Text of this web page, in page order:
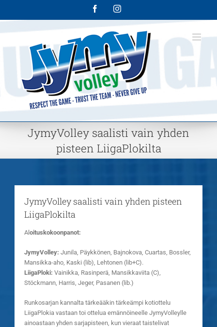
FacebookInstagram
JymyVolley saalisti vain yhden
pisteen LiigaPlokilta
JymyVolley saalisti vain yhden pisteen
LiigaPlokilta
Aloituskokoonpanot:
JymyVolley: Junila, Päykkönen, Bajnokova, Cuartas, Bossler,
Mansikka-aho, Kaski (lib), Lehtonen (lib+C).
LiigaPloki: Vainikka, Rasinperä, Mansikkaviita (C),
Stöckmann, Harris, Jeger, Pasanen (lib.)
Runkosarjan kannalta tärkeääkin tärkeämpi kotiottelu
LiigaPlokia vastaan toi ottelua emännöineelle JymyVolleylle
ainoastaan yhden sarjapisteen, kun vieraat taistelivat